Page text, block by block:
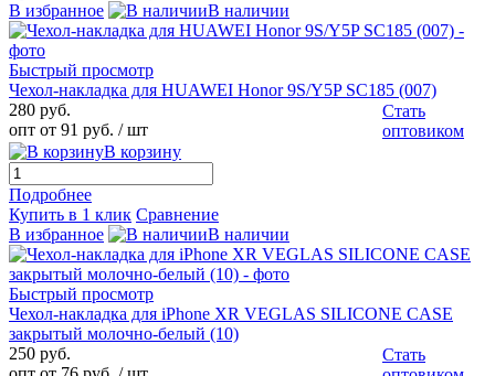
В избранное
В наличии
Быстрый просмотр
Чехол-накладка для HUAWEI Honor 9S/Y5P SC185 (007)
280 руб.
опт от 91 руб. / шт
Стать
оптовиком
В корзину
Подробнее
Купить в 1 клик Сравнение
В избранное
В наличии
Быстрый просмотр
Чехол-накладка для iPhone XR VEGLAS SILICONE CASE
закрытый молочно-белый (10)
250 руб.
Стать